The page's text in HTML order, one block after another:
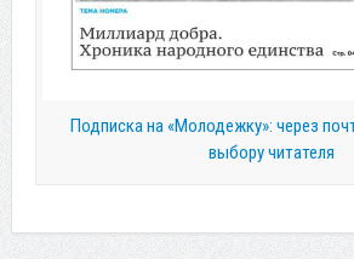
Подписка на «Молодежку»: через
выбору читателя